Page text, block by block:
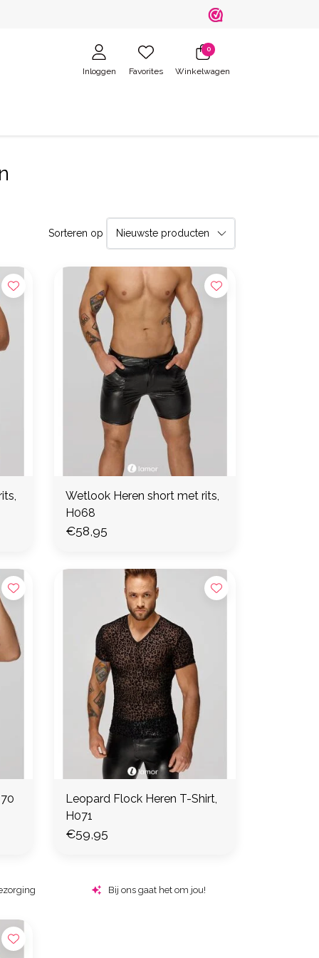
Inloggen Favorites
0
Winkelwagen
Sorteren op
Wetlook Heren short met rits,
H068
€58,95
Leopard Flock Heren T-Shirt,
H071
€59,95
Bij ons gaat het om jou!